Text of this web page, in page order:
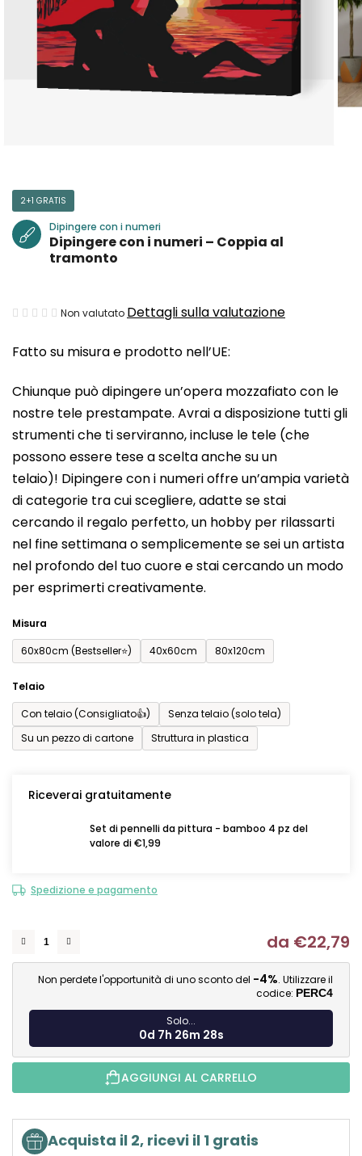
Fatto su misura e prodotto nell’UE:
Chiunque può dipingere un’opera mozzafiato con le
nostre tele prestampate. Avrai a disposizione tutti gli
strumenti che ti serviranno, incluse le tele (che
possono essere tese a scelta anche su un
telaio)! Dipingere con i numeri offre un’ampia varietà
di categorie tra cui scegliere, adatte se stai
cercando il regalo perfetto, un hobby per rilassarti
nel fine settimana o semplicemente se sei un artista
nel profondo del tuo cuore e stai cercando un modo
per esprimerti creativamente.
Misura
60x80cm (Bestseller⭐)
40x60cm 80x120cm
Telaio
Con telaio (Consigliato👍)
Senza telaio (solo tela)
Su un pezzo di cartone
Struttura in plastica
Riceverai gratuitamente
Set di pennelli da pittura - bamboo 4 pz del
valore di €1,99
Spedizione e pagamento
da €22,79
Non perdete l'opportunità di uno sconto del -4%. Utilizzare il
codice: PERC4
Solo...
0d 7h 26m 28s
AGGIUNGI AL CARRELLO
Acquista il 2, ricevi il 1 gratis
2+1 GRATIS
Dipingere con i numeri
Dipingere con i numeri – Coppia al
tramonto
La
media
prodotto
è
0,0
su
5
stelle.
Non valutato Dettagli sulla valutazione